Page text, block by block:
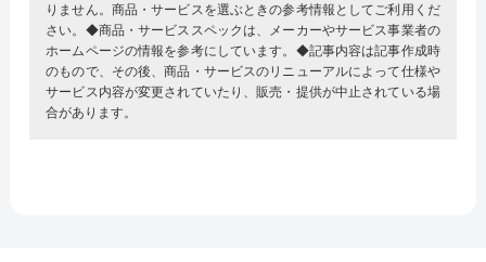
りません。商品・サービスを選ぶときの参考情報としてご利用くだ
さい。◆商品・サービススペックは、メーカーやサービス事業者の
ホームページの情報を参考にしています。◆記事内容は記事作成時
のもので、その後、商品・サービスのリニューアルによって仕様や
サービス内容が変更されていたり、販売・提供が中止されている場
合があります。